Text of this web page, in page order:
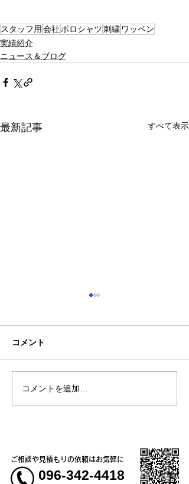
スタッフ用 会社 ポロシャツ刺繍ワッペン
実績紹介
ニュース＆ブログ
最新記事 すべて表示
熊本地震明けの営業につ
いてのお知らせ
コメント
コメントを追加…
ご相談や見積もりの依頼はお気軽に
096-342-4418